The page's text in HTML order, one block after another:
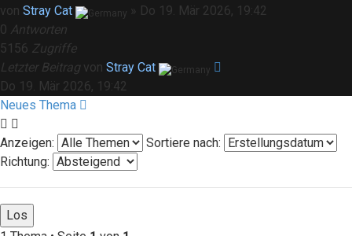
von Stray Cat » Do 19. Mär 2026, 19:42
0 Antworten
5156 Zugriffe
Letzter Beitrag von Stray Cat
Do 19. Mär 2026, 19:42
Neues Thema
Anzeigen:
Sortiere nach:
Richtung: